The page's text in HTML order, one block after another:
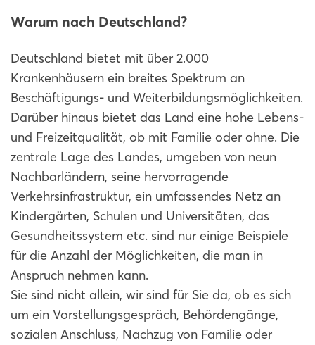
Warum nach Deutschland?
Deutschland bietet mit über 2.000
Krankenhäusern ein breites Spektrum an
Beschäftigungs- und Weiterbildungsmöglichkeiten.
Darüber hinaus bietet das Land eine hohe Lebens-
und Freizeitqualität, ob mit Familie oder ohne. Die
zentrale Lage des Landes, umgeben von neun
Nachbarländern, seine hervorragende
Verkehrsinfrastruktur, ein umfassendes Netz an
Kindergärten, Schulen und Universitäten, das
Gesundheitssystem etc. sind nur einige Beispiele
für die Anzahl der Möglichkeiten, die man in
Anspruch nehmen kann.
Sie sind nicht allein, wir sind für Sie da, ob es sich
um ein Vorstellungsgespräch, Behördengänge,
sozialen Anschluss, Nachzug von Familie oder